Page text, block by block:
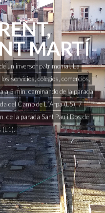
MARTÍ
un inversor patrimonial. La
servicios, colegios, comercios,
a 5 min. caminando de la parada
del Camp de L´Arpa (L5), 7
de la parada Sant Pau i Dos de
(L1).